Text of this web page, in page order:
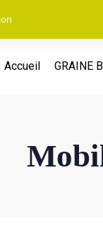
Accueil GRAINE